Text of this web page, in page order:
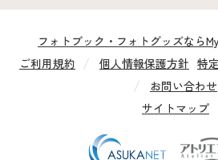
フォトブック・フォトグッズなら
ご利用規約
個人情報保護方針 特
お問い合わせ
サイトマップ